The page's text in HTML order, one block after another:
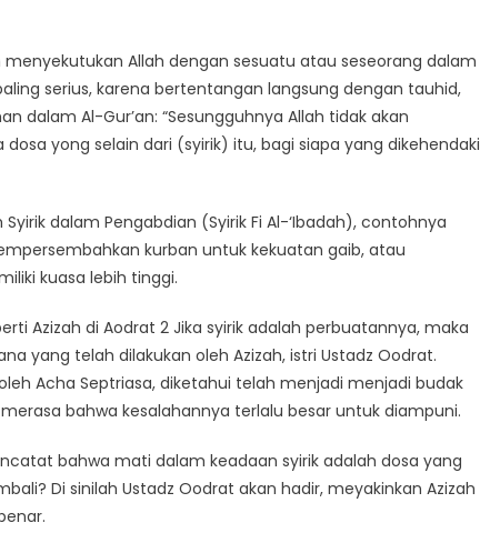
Allah dengan sesuatu atau seseorang dalam
serius, karena bertentangan langsung dengan tauhid,
dalam Al-Gur’an: “Sesungguhnya Allah tidak akan
yong selain dari (syirik) itu, bagi siapa yang
dalam Pengabdian (Syirik Fi Al-‘Ibadah), contohnya
kurban untuk kekuatan gaib, atau
kuasa lebih tinggi.
Azizah di Aodrat 2 Jika syirik adalah perbuatannya, maka
yang telah dilakukan oleh Azizah, istri Ustadz Oodrat.
Acha Septriasa, diketahui telah menjadi menjadi budak
bahwa kesalahannya terlalu besar untuk diampuni.
bahwa mati dalam keadaan syirik adalah dosa yang
Di sinilah Ustadz Oodrat akan hadir, meyakinkan Azizah